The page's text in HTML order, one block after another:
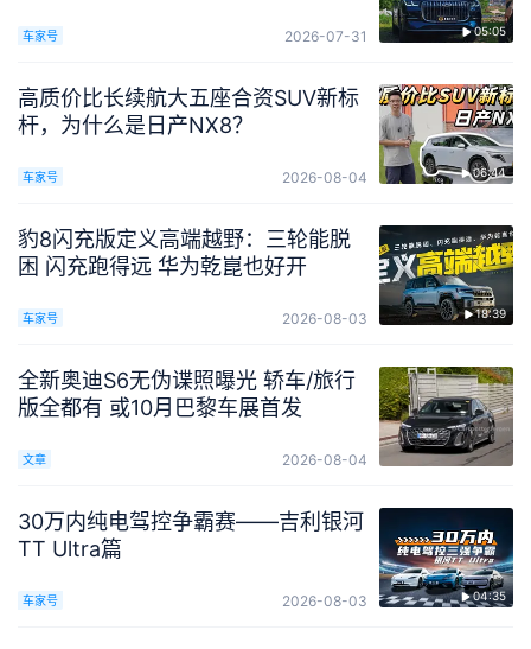
05:05
2026-07-31
车家号
06:44
高质价比长续航大五座合资SUV新标
杆，为什么是日产NX8？
2026-08-04
车家号
18:39
豹8闪充版定义高端越野：三轮能脱
困 闪充跑得远 华为乾崑也好开
2026-08-03
车家号
全新奥迪S6无伪谍照曝光 轿车/旅行
版全都有 或10月巴黎车展首发
2026-08-04
文章
04:35
30万内纯电驾控争霸赛——吉利银河
TT Ultra篇
2026-08-03
车家号